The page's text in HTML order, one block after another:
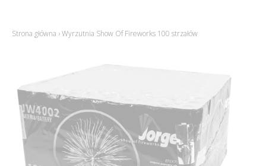
Strona główna ›Wyrzutnia Show Of Fireworks 100 strzałów